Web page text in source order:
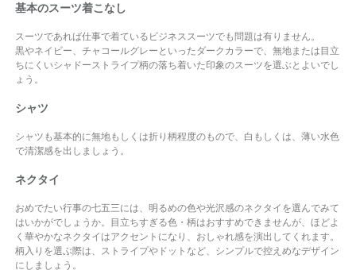
基本のスーツ着こなし
スーツであれば仕事で着ているビジネススーツでも問題は有りません。
黒やネイビー、チャコールグレーといったダークカラーで、無地または目立
ちにくいシャドーストライプ柄の落ち着いた印象のスーツを選ぶとよいでし
ょう。
シャツ
シャツも基本的に無地もしくは折り柄程度のもので、白もしくは、薄い水色
で清潔感を出しましょう。
ネクタイ
おめでたい行事の七五三には、明るめの色や光沢感のネクタイを選んでみて
はいかがでしょうか。目立ちすぎる色・柄はおすすめできませんが、ほどよ
く華やかなネクタイはアクセントになり、おしゃれ感を演出してくれます。
柄入りを選ぶ際は、ストライプやドットなど、シンプルで控えめなデザイン
にしましょう。